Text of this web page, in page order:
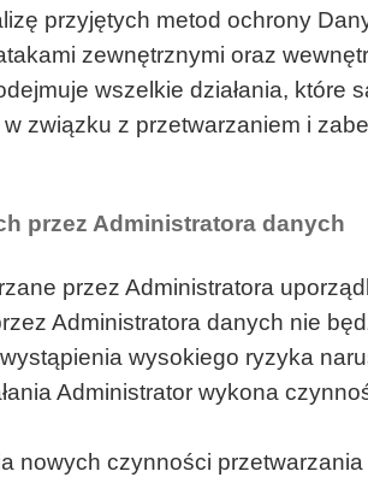
przyjętych metod ochrony
zewnętrznymi oraz
wszelkie działania,
związku z przetwarzaniem i
przez Administratora danych
przez Administratora
Administratora danych nie
wysokiego ryzyka
Administrator wykona
nowych czynności